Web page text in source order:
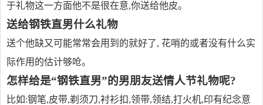
于礼物这一方面他不是很在意,你送给他皮。
送给钢铁直男什么礼物
送个他缺又可能常常会用到的就好了, 花哨的或者没有什么实
际作用的估计够呛。
怎样给是“钢铁直男”的男朋友送情人节礼物呢?
比如:钢笔,皮带,剃须刀,衬衫扣,领带,领结,打火机,印有纪念意